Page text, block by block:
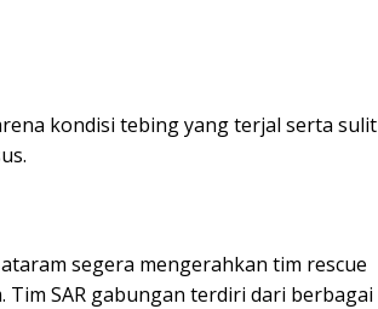
kondisi tebing yang terjal serta sulit
segera mengerahkan tim rescue
Tim SAR gabungan terdiri dari berbagai